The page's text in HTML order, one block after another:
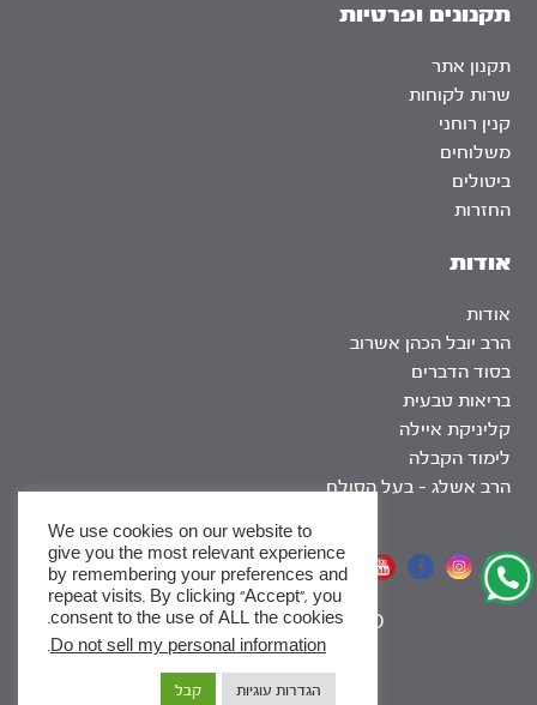
אודות
אודות
הרב יובל הכהן אשרוב
בסוד הדברים
בריאות טבעית
קליניקת איילה
לימוד הקבלה
הרב אשלג – בעל הסולם
תקנונים ופרטיות
תקנון אתר
שרות לקוחות
קנין רוחני
משלוחים
ביטולים
החזרות
אתר שומר שבת
SEO
|
We use cookies on our website to
give you the most relevant experience
by remembering your preferences and
repeat visits. By clicking “Accept”, you
consent to the use of ALL the cookies.
Do not sell my personal information
.
הגדרות עוגיות קבל
x